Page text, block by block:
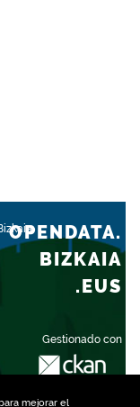
mejorar el
Gestionado con
OPENDATA.
BIZKAIA
.EUS